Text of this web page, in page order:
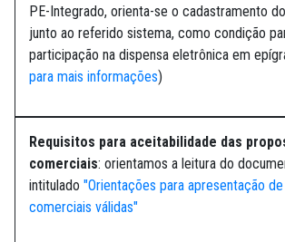
PE-Integrado, orienta-se o cadastramento
junto ao referido sistema, como condição
participação na dispensa eletrônica em
para mais informações)
Requisitos para aceitabilidade das
comerciais: orientamos a leitura do
intitulado "Orientações para apresentação
comerciais válidas"